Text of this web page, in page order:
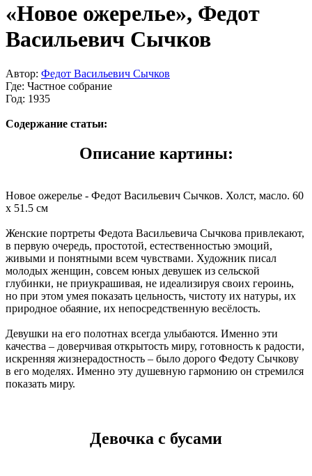
«Новое ожерелье», Федот
Васильевич Сычков
Автор: Федот Васильевич Сычков
Где: Частное собрание
Год: 1935
Содержание статьи:
Описание картины:
Новое ожерелье - Федот Васильевич Сычков. Холст, масло. 60
x 51.5 см
Женские портреты Федота Васильевича Сычкова привлекают,
в первую очередь, простотой, естественностью эмоций,
живыми и понятными всем чувствами. Художник писал
молодых женщин, совсем юных девушек из сельской
глубинки, не приукрашивая, не идеализируя своих героинь,
но при этом умея показать цельность, чистоту их натуры, их
природное обаяние, их непосредственную весёлость.
Девушки на его полотнах всегда улыбаются. Именно эти
качества – доверчивая открытость миру, готовность к радости,
искренняя жизнерадостность – было дорого Федоту Сычкову
в его моделях. Именно эту душевную гармонию он стремился
показать миру.
Девочка с бусами